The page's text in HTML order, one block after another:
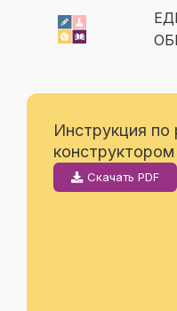
Инструкция по
конструктором
Скачать PDF